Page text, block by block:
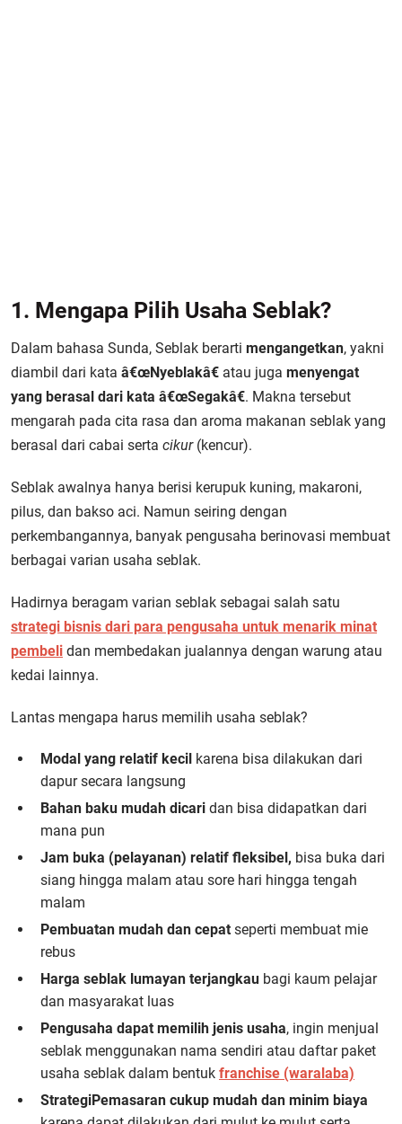
1. Mengapa Pilih Usaha Seblak?
Dalam bahasa Sunda, Seblak berarti mengangetkan, yakni
diambil dari kata â€œNyeblakâ€ atau juga menyengat
yang berasal dari kata â€œSegakâ€. Makna tersebut
mengarah pada cita rasa dan aroma makanan seblak yang
berasal dari cabai serta cikur(kencur).
Seblak awalnya hanya berisi kerupuk kuning, makaroni,
pilus, dan bakso aci. Namun seiring dengan
perkembangannya, banyak pengusaha berinovasi membuat
berbagai varian usaha seblak.
Hadirnya beragam varian seblak sebagai salah satu
strategi bisnis dari para pengusaha untuk menarik minat
pembeli dan membedakan jualannya dengan warung atau
kedai lainnya.
Lantas mengapa harus memilih usaha seblak?
Modal yang relatif kecil karena bisa dilakukan dari
dapur secara langsung
Bahan baku mudah dicari dan bisa didapatkan dari
mana pun
Jam buka (pelayanan) relatif fleksibel, bisa buka dari
siang hingga malam atau sore hari hingga tengah
malam
Pembuatan mudah dan cepat seperti membuat mie
rebus
Harga seblak lumayan terjangkau bagi kaum pelajar
dan masyarakat luas
Pengusaha dapat memilih jenis usaha, ingin menjual
seblak menggunakan nama sendiri atau daftar paket
usaha seblak dalam bentuk franchise (waralaba)
StrategiPemasaran cukup mudah dan minim biaya